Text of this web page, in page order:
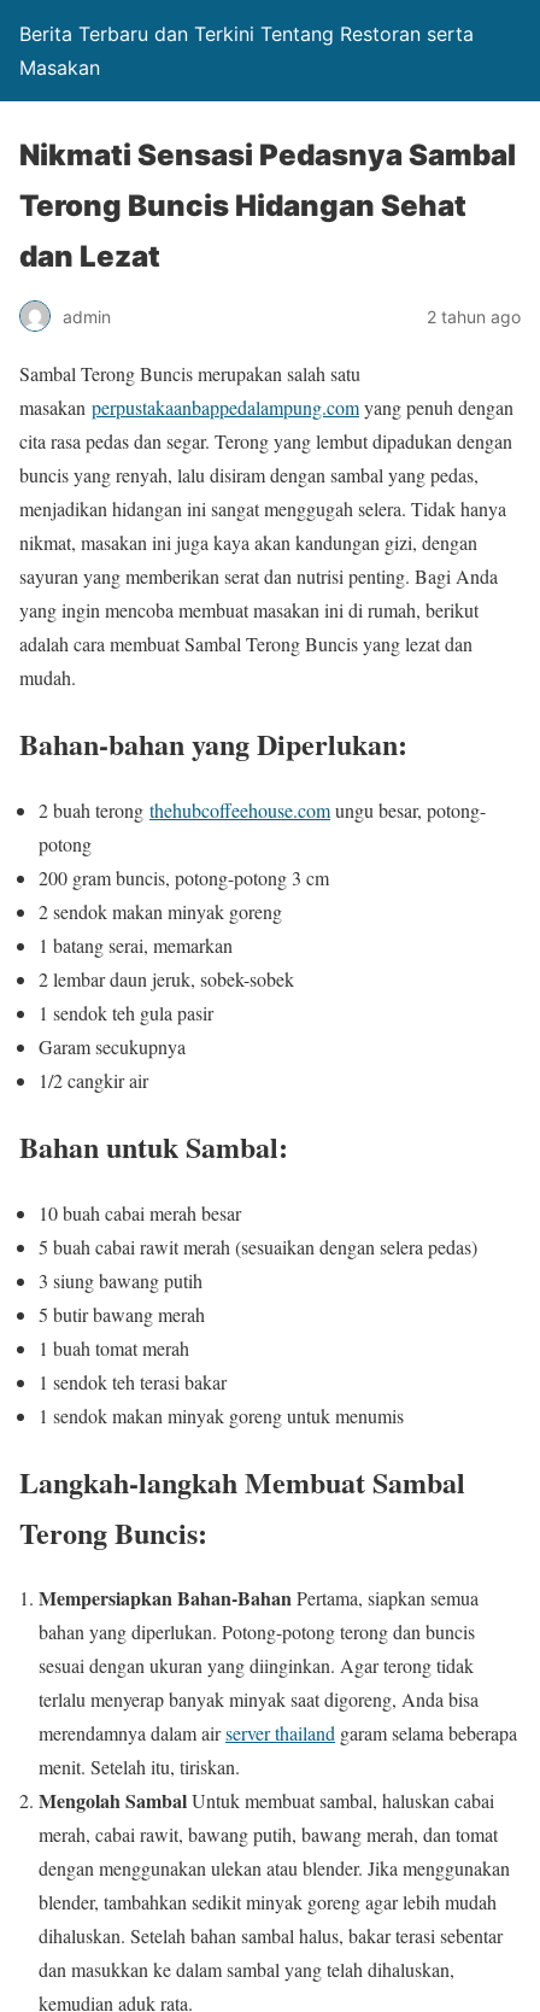
Berita Terbaru dan Terkini Tentang Restoran serta
Masakan
Nikmati Sensasi Pedasnya Sambal
Terong Buncis Hidangan Sehat
dan Lezat
admin 2 tahun ago
Sambal Terong Buncis merupakan salah satu
masakan perpustakaanbappedalampung.comyang penuh dengan
cita rasa pedas dan segar. Terong yang lembut dipadukan dengan
buncis yang renyah, lalu disiram dengan sambal yang pedas,
menjadikan hidangan ini sangat menggugah selera. Tidak hanya
nikmat, masakan ini juga kaya akan kandungan gizi, dengan
sayuran yang memberikan serat dan nutrisi penting. Bagi Anda
yang ingin mencoba membuat masakan ini di rumah, berikut
adalah cara membuat Sambal Terong Buncis yang lezat dan
mudah.
Bahan-bahan yang Diperlukan:
2 buah terong thehubcoffeehouse.comungu besar, potong-
potong
200 gram buncis, potong-potong 3 cm
2 sendok makan minyak goreng
1 batang serai, memarkan
2 lembar daun jeruk, sobek-sobek
1 sendok teh gula pasir
Garam secukupnya
1/2 cangkir air
Bahan untuk Sambal:
10 buah cabai merah besar
5 buah cabai rawit merah (sesuaikan dengan selera pedas)
3 siung bawang putih
5 butir bawang merah
1 buah tomat merah
1 sendok teh terasi bakar
1 sendok makan minyak goreng untuk menumis
Langkah-langkah Membuat Sambal
Terong Buncis:
Mempersiapkan Bahan-BahanPertama, siapkan semua
bahan yang diperlukan. Potong-potong terong dan buncis
sesuai dengan ukuran yang diinginkan. Agar terong tidak
terlalu menyerap banyak minyak saat digoreng, Anda bisa
merendamnya dalam airserver thailand garam selama beberapa
menit. Setelah itu, tiriskan.
Mengolah SambalUntuk membuat sambal, haluskan cabai
merah, cabai rawit, bawang putih, bawang merah, dan tomat
dengan menggunakan ulekan atau blender. Jika menggunakan
blender, tambahkan sedikit minyak goreng agar lebih mudah
dihaluskan. Setelah bahan sambal halus, bakar terasi sebentar
dan masukkan ke dalam sambal yang telah dihaluskan,
kemudian aduk rata.